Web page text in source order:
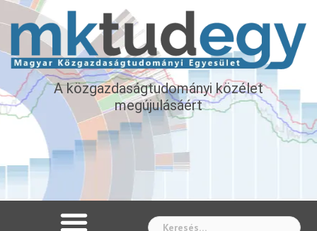
A közgazdaságtudományi közélet
megújulásáért